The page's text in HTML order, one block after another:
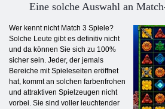
Eine solche Auswahl an
Wer kennt nicht Match 3 Spiele?
Solche Leute gibt es definitiv nicht
und da können Sie sich zu 100%
sicher sein. Jeder, der jemals
Bereiche mit Spieleseiten eröffnet
hat, kommt an solchen farbenfrohen
und attraktiven Spielzeugen nicht
vorbei. Sie sind voller leuchtender